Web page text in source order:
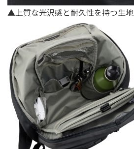
▲上質な光沢感と耐久性を持つ⽣地